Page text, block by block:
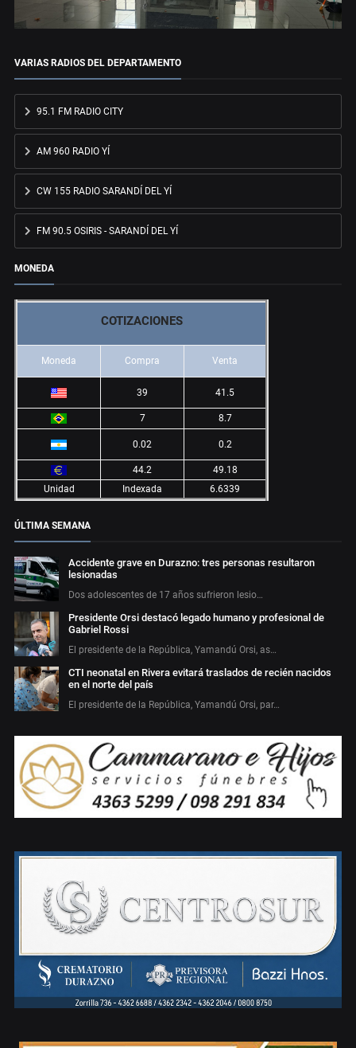
VARIAS RADIOS DEL DEPARTAMENTO
95.1 FM RADIO CITY
AM 960 RADIO YÍ
CW 155 RADIO SARANDÍ DEL YÍ
FM 90.5 OSIRIS - SARANDÍ DEL YÍ
MONEDA
COTIZACIONES
Moneda Compra Venta
39 41.5
7 8.7
0.02 0.2
44.2
49.18
Unidad
Indexada 6.6339
ÚLTIMA SEMANA
Accidente grave en Durazno: tres personas resultaron
lesionadas
Dos adolescentes de 17 años sufrieron lesio…
Presidente Orsi destacó legado humano y profesional de
Gabriel Rossi
El presidente de la República, Yamandú Orsi, as…
CTI neonatal en Rivera evitará traslados de recién nacidos
en el norte del país
El presidente de la República, Yamandú Orsi, par…